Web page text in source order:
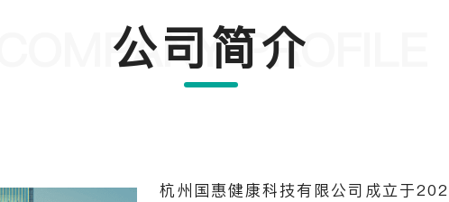
PROFILE
公司简介
杭州国惠健康科技有限公司成立于